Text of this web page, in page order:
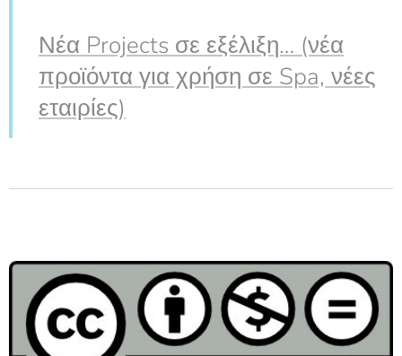
Νέα Projects σε εξέλιξη… (νέα
προϊόντα για χρήση σε Spa, νέες
εταιρίες)